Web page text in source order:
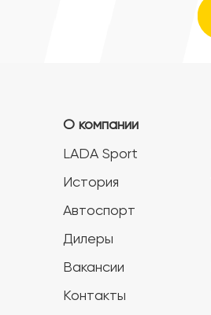
О компании
LADA Sport
История
Автоспорт
Дилеры
Вакансии
Контакты